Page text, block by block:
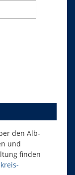
den Alb-
und
finden